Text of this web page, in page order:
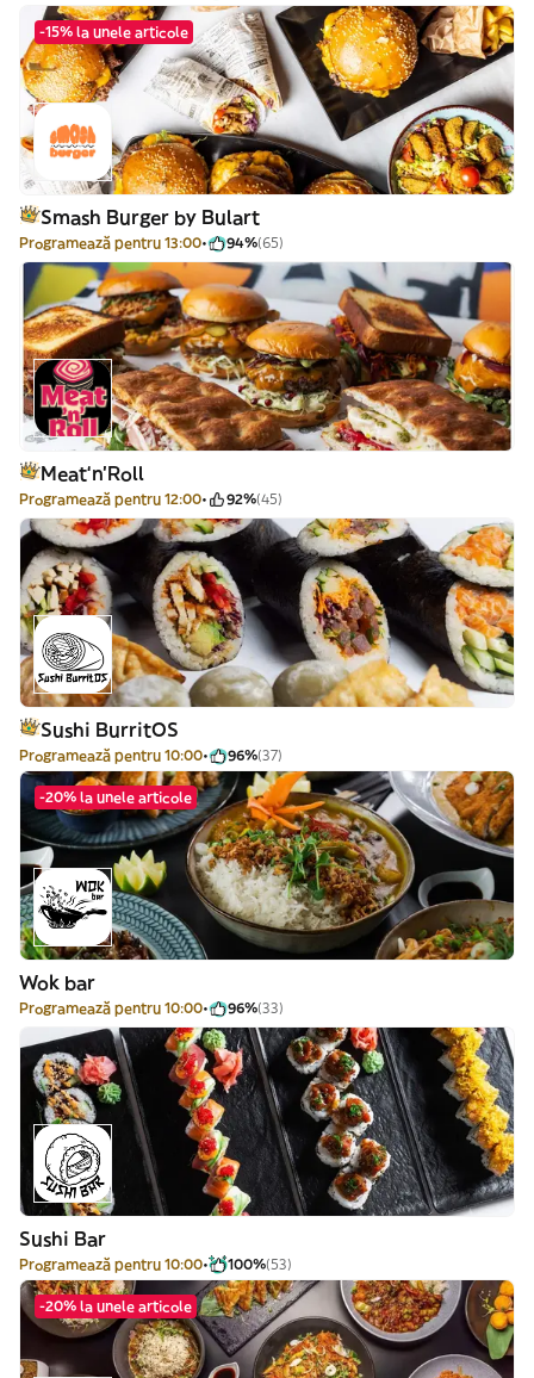
-15% la unele articole
Smash Burger by Bulart
Programează pentru 13:00 94%(65)
Meat‘n’Roll
Programează pentru 12:00 92%(45)
Sushi BurritOS
Programează pentru 10:00 96%(37)
-20% la unele articole
Wok bar
Programează pentru 10:00 96%(33)
Sushi Bar
Programează pentru 10:00 100%(53)
-20% la unele articole